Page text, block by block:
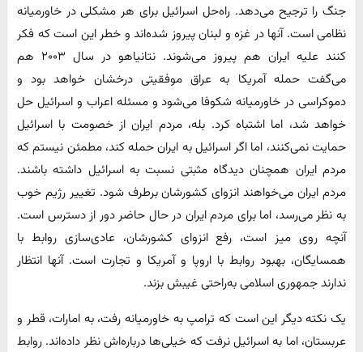
جنگ را ترجیح می‌دهد. راه‌حل اسرائیل برای هر مشکلی در خاورمیانه
نظامی است. آنها در غزه و لبنان پیروز شده‌اند و خطر این است که فکر
کنند علیه ایران هم پیروز می‌شوند. نتانیاهو در سال ۲۰۰۳ هم
می‌گفت حمله آمریکا به عراق موفقیتی درخشان خواهد بود و
دموکراسی در خاورمیانه شکوفا می‌شود و مسئله اعراب و اسرائیل حل
خواهد شد، اما اشتباه کرد. بله، مردم ایران از خصومت با اسرائیل
حمایت نمی‌کنند، اما اگر اسرائیل به ایران حمله کند، مطمئن نیستم که
مردم ایران همچنان دیدگاه مثبتی نسبت به اسرائیل داشته باشند.
مردم ایران می‌خواهند انزوای کشورشان برطرف شود. تغییر رژیم خوب
به نظر می‌رسد، اما برای مردم ایران در حال حاضر دور از دسترس است.
آنچه روی میز است، رفع انزوای کشورشان، عادی‌سازی روابط با
همسایگان، بهبود روابط با اروپا و آمریکا و تجارت است. آنها انتظار
ندارند جمهوری اسلامی به‌راحتی غیبش بزند.
یک نکته دیگر این است که ترامپ به خاورمیانه رفت، به امارات، قطر و
عربستان، اما به اسرائیل نرفت که خیلی‌ها درباره‌اش نظر داده‌اند. روابط